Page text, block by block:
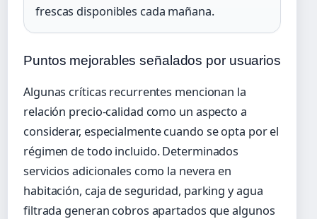
frescas disponibles cada mañana.
Puntos mejorables señalados por usuarios
Algunas críticas recurrentes mencionan la
relación precio-calidad como un aspecto a
considerar, especialmente cuando se opta por el
régimen de todo incluido. Determinados
servicios adicionales como la nevera en
habitación, caja de seguridad, parking y agua
filtrada generan cobros apartados que algunos